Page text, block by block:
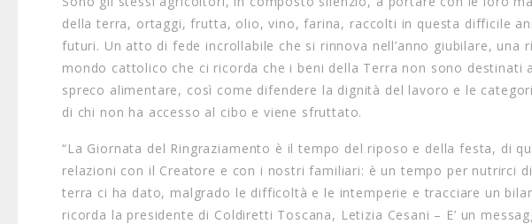
della terra, ortaggi, frutta, olio, vino, farina, raccolti in questa difficile
futuri. Un atto di fede incrollabile che si rinnova nell’anno giubilare,
mondo cattolico che ci ricorda che i beni della Terra non sono
spreco alimentare, così come difendere la dignità del lavoro e le
di chi non ha accesso al cibo e viene sfruttato.
“La Giornata del Ringraziamento è il tempo del riposo e della festa, di
relazioni con il Creatore e con i nostri familiari: è un tempo per nutrirci
terra ci ha dato, malgrado le difficoltà e le intemperie e tracciare un
ricorda la presidente di Coldiretti Toscana, Letizia Cesani – E’ un